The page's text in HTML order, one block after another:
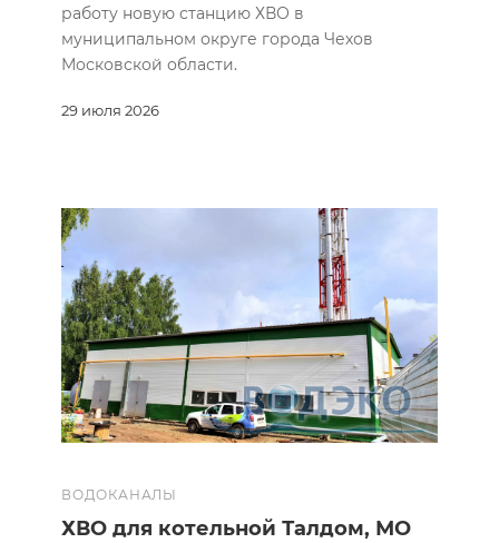
29 июля 2026
работу новую станцию ХВО в
муниципальном округе города Чехов
Московской области.
ВОДОКАНАЛЫ
ХВО для котельной Талдом, МО